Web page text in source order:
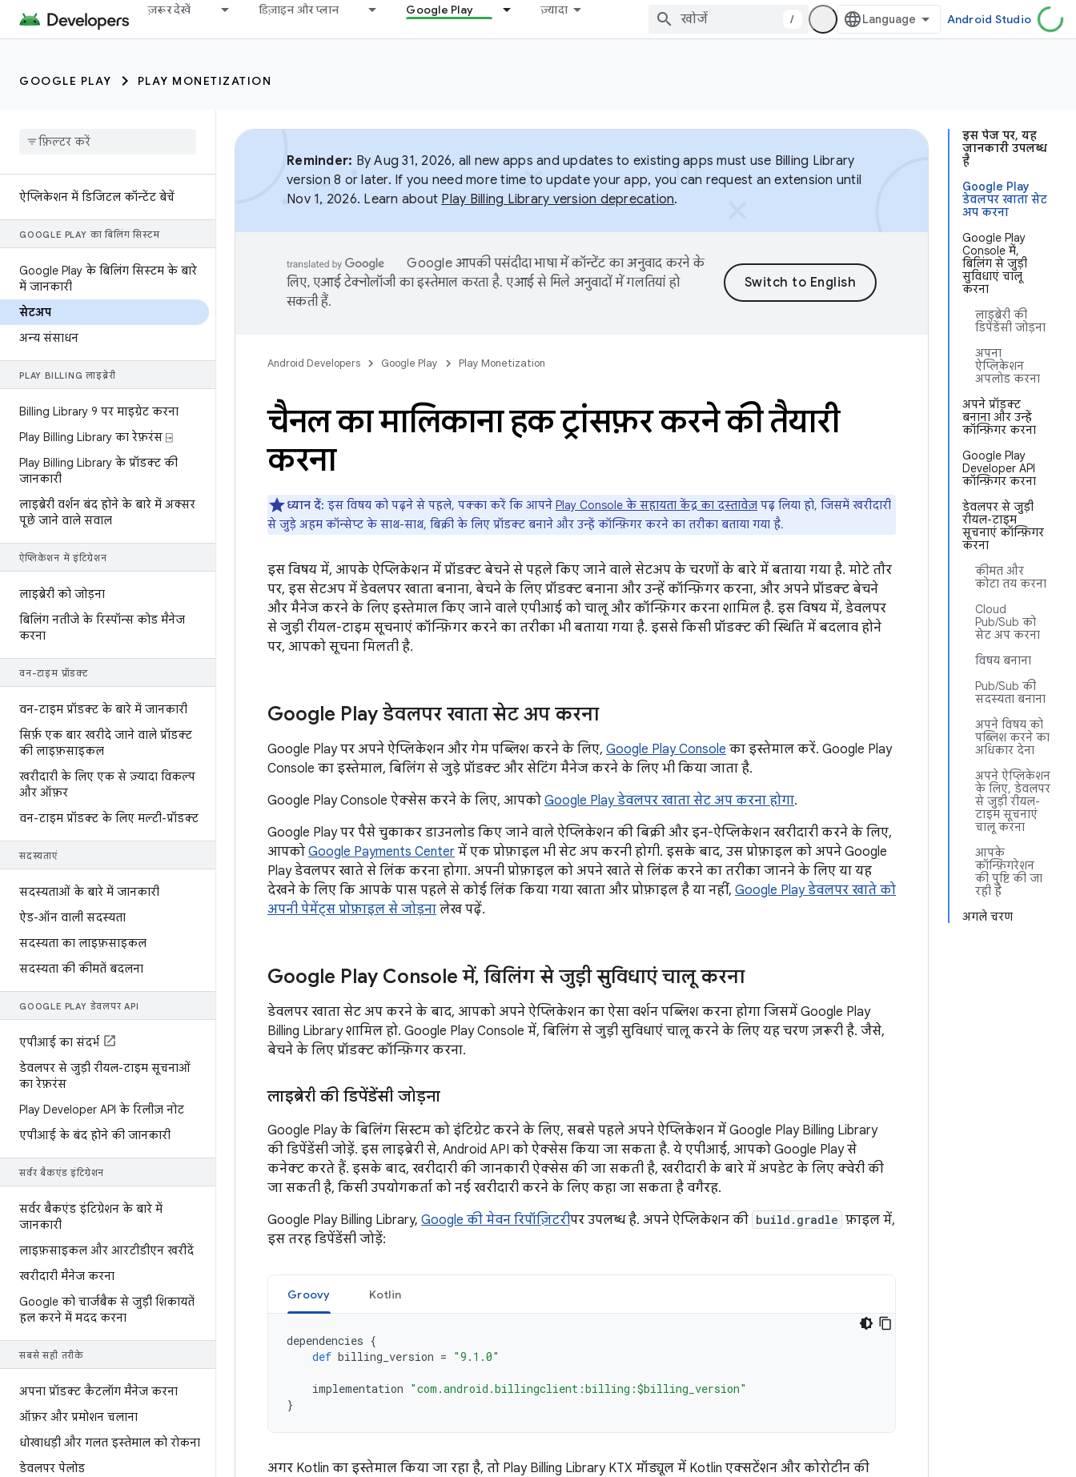
ज़रूर देखें डिज़ाइन और प्लान Google Play ज़्यादा
/ Android Studio
GOOGLE PLAY PLAY MONETIZATION
ऐप्लिकेशन में डिजिटल कॉन्टेंट बेचें
GOOGLE PLAY का बिलिंग सिस्टम
Google Play के बिलिंग सिस्टम के बारे
में जानकारी
सेटअप
अन्य संसाधन
PLAY BILLING लाइब्रेरी
Billing Library 9 पर माइग्रेट करना
Play Billing Library का रेफ़रंस ⍈
Play Billing Library के प्रॉडक्ट की
जानकारी
लाइब्रेरी वर्शन बंद होने के बारे में अक्सर
पूछे जाने वाले सवाल
ऐप्लिकेशन में इंटिग्रेशन
लाइब्रेरी को जोड़ना
बिलिंग नतीजे के रिस्पॉन्स कोड मैनेज
करना
वन-टाइम प्रॉडक्ट
वन-टाइम प्रॉडक्ट के बारे में जानकारी
सिर्फ़ एक बार खरीदे जाने वाले प्रॉडक्ट
की लाइफ़साइकल
खरीदारी के लिए एक से ज़्यादा विकल्प
और ऑफ़र
वन-टाइम प्रॉडक्ट के लिए मल्टी-प्रॉडक्ट
सदस्यताएं
सदस्यताओं के बारे में जानकारी
ऐड-ऑन वाली सदस्यता
सदस्यता का लाइफ़साइकल
सदस्यता की कीमतें बदलना
GOOGLE PLAY डेवलपर API
एपीआई का संदर्भ
डेवलपर से जुड़ी रीयल-टाइम सूचनाओं
का रेफ़रंस
Play Developer API के रिलीज़ नोट
एपीआई के बंद होने की जानकारी
सर्वर बैकएंड इंटिग्रेशन
सर्वर बैकएंड इंटिग्रेशन के बारे में
जानकारी
लाइफ़साइकल और आरटीडीएन खरीदें
खरीदारी मैनेज करना
Google को चार्जबैक से जुड़ी शिकायतें
हल करने में मदद करना
सबसे सही तरीके
अपना प्रॉडक्ट कैटलॉग मैनेज करना
ऑफ़र और प्रमोशन चलाना
धोखाधड़ी और गलत इस्तेमाल को रोकना
डेवलपर पेलोड
इस पेज पर, यह
जानकारी उपलब्ध
है
Google Play
डेवलपर खाता सेट
अप करना
Google Play
Console में,
बिलिंग से जुड़ी
सुविधाएं चालू
करना
लाइब्रेरी की
डिपेंडेंसी जोड़ना
अपना
ऐप्लिकेशन
अपलोड करना
अपने प्रॉडक्ट
बनाना और उन्हें
कॉन्फ़िगर करना
Google Play
Developer API
कॉन्फ़िगर करना
डेवलपर से जुड़ी
रीयल-टाइम
सूचनाएं कॉन्फ़िगर
करना
कीमत और
कोटा तय करना
Cloud
Pub/Sub को
सेट अप करना
विषय बनाना
Pub/Sub की
सदस्यता बनाना
अपने विषय को
पब्लिश करने का
अधिकार देना
अपने ऐप्लिकेशन
के लिए, डेवलपर
से जुड़ी रीयल-
टाइम सूचनाएं
चालू करना
आपके
कॉन्फ़िगरेशन
की पुष्टि की जा
रही है
अगले चरण
Reminder: By Aug 31, 2026, all new apps and updates to existing apps must use Billing Library
version 8 or later. If you need more time to update your app, you can request an extension until
Nov 1, 2026. Learn about Play Billing Library version deprecation.
Google आपकी पसंदीदा भाषा में कॉन्टेंट का अनुवाद करने के
लिए, एआई टेक्नोलॉजी का इस्तेमाल करता है. एआई से मिले अनुवादों में गलतियां हो
सकती हैं.
Android Developers Google Play Play Monetization
चैनल का मालिकाना हक ट्रांसफ़र करने की तैयारी
करना
ध्यान दें: इस विषय को पढ़ने से पहले, पक्का करें कि आपने Play Console के सहायता केंद्र का दस्तावेज़ पढ़ लिया हो, जिसमें खरीदारी
से जुड़े अहम कॉन्सेप्ट के साथ-साथ, बिक्री के लिए प्रॉडक्ट बनाने और उन्हें कॉन्फ़िगर करने का तरीका बताया गया है.
इस विषय में, आपके ऐप्लिकेशन में प्रॉडक्ट बेचने से पहले किए जाने वाले सेटअप के चरणों के बारे में बताया गया है. मोटे तौर
पर, इस सेटअप में डेवलपर खाता बनाना, बेचने के लिए प्रॉडक्ट बनाना और उन्हें कॉन्फ़िगर करना, और अपने प्रॉडक्ट बेचने
और मैनेज करने के लिए इस्तेमाल किए जाने वाले एपीआई को चालू और कॉन्फ़िगर करना शामिल है. इस विषय में, डेवलपर
से जुड़ी रीयल-टाइम सूचनाएं कॉन्फ़िगर करने का तरीका भी बताया गया है. इससे किसी प्रॉडक्ट की स्थिति में बदलाव होने
पर, आपको सूचना मिलती है.
Google Play डेवलपर खाता सेट अप करना
Google Play पर अपने ऐप्लिकेशन और गेम पब्लिश करने के लिए, Google Play Console का इस्तेमाल करें. Google Play
Console का इस्तेमाल, बिलिंग से जुड़े प्रॉडक्ट और सेटिंग मैनेज करने के लिए भी किया जाता है.
Google Play Console ऐक्सेस करने के लिए, आपको Google Play डेवलपर खाता सेट अप करना होगा.
Google Play पर पैसे चुकाकर डाउनलोड किए जाने वाले ऐप्लिकेशन की बिक्री और इन-ऐप्लिकेशन खरीदारी करने के लिए,
आपको Google Payments Center में एक प्रोफ़ाइल भी सेट अप करनी होगी. इसके बाद, उस प्रोफ़ाइल को अपने Google
Play डेवलपर खाते से लिंक करना होगा. अपनी प्रोफ़ाइल को अपने खाते से लिंक करने का तरीका जानने के लिए या यह
देखने के लिए कि आपके पास पहले से कोई लिंक किया गया खाता और प्रोफ़ाइल है या नहीं, Google Play डेवलपर खाते को
अपनी पेमेंट्स प्रोफ़ाइल से जोड़ना लेख पढ़ें.
Google Play Console में, बिलिंग से जुड़ी सुविधाएं चालू करना
डेवलपर खाता सेट अप करने के बाद, आपको अपने ऐप्लिकेशन का ऐसा वर्शन पब्लिश करना होगा जिसमें Google Play
Billing Library शामिल हो. Google Play Console में, बिलिंग से जुड़ी सुविधाएं चालू करने के लिए यह चरण ज़रूरी है. जैसे,
बेचने के लिए प्रॉडक्ट कॉन्फ़िगर करना.
लाइब्रेरी की डिपेंडेंसी जोड़ना
Google Play के बिलिंग सिस्टम को इंटिग्रेट करने के लिए, सबसे पहले अपने ऐप्लिकेशन में Google Play Billing Library
की डिपेंडेंसी जोड़ें. इस लाइब्रेरी से, Android API को ऐक्सेस किया जा सकता है. ये एपीआई, आपको Google Play से
कनेक्ट करते हैं. इसके बाद, खरीदारी की जानकारी ऐक्सेस की जा सकती है, खरीदारी के बारे में अपडेट के लिए क्वेरी की
जा सकती है, किसी उपयोगकर्ता को नई खरीदारी करने के लिए कहा जा सकता है वगैरह.
Google Play Billing Library, Google की मेवन रिपॉज़िटरीपर उपलब्ध है. अपने ऐप्लिकेशन की build.gradle फ़ाइल में,
इस तरह डिपेंडेंसी जोड़ें:
Groovy Kotlin
dependencies {
def billing_version = "9.1.0"
implementation "com.android.billingclient:billing:$billing_version"
}
अगर Kotlin का इस्तेमाल किया जा रहा है, तो Play Billing Library KTX मॉड्यूल में Kotlin एक्सटेंशन और कोरोटीन की